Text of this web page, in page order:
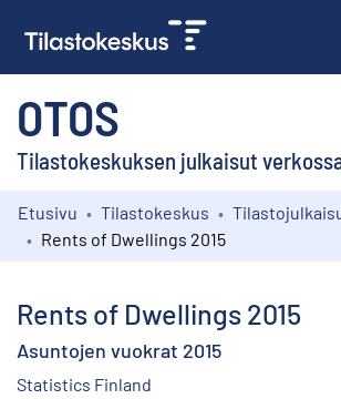
OTOS
Tilastokeskuksen julkaisut
Kokoelmat
Etusivu Tilastokeskus
Rents of Dwellings 2015
Rents of Dwellings 2015
Asuntojen vuokrat 2015
Statistics Finland